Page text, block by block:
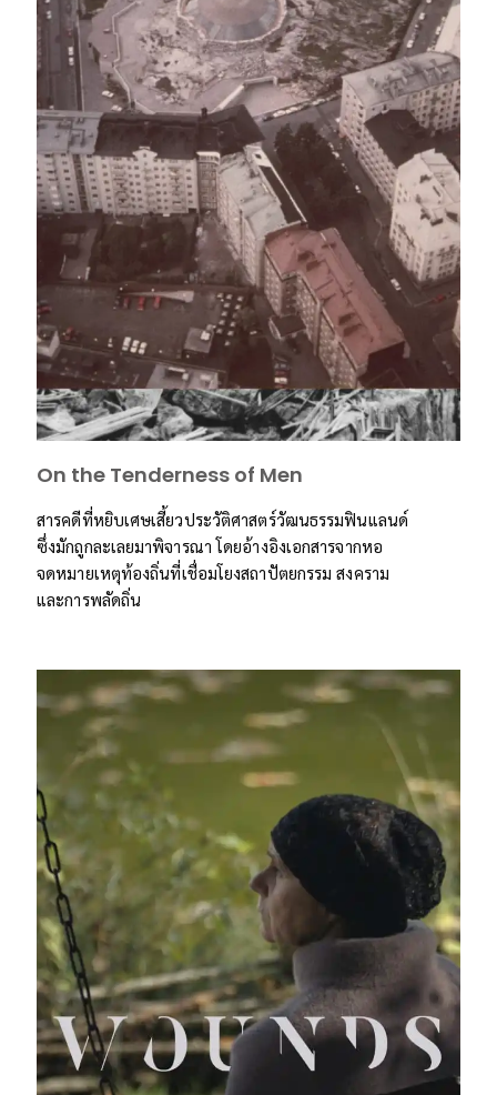
On the Tenderness of Men
สารคดีที่หยิบเศษเสี้ยวประวัติศาสตร์วัฒนธรรมฟินแลนด์
ซึ่งมักถูกละเลยมาพิจารณา โดยอ้างอิงเอกสารจากหอ
จดหมายเหตุท้องถิ่นที่เชื่อมโยงสถาปัตยกรรม สงคราม
และการพลัดถิ่น